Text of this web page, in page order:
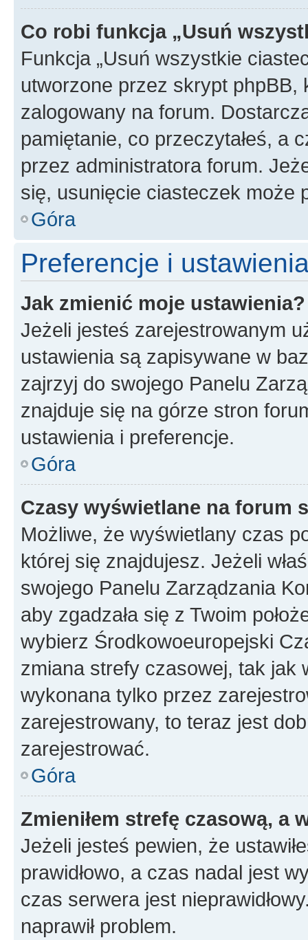
Co robi funkcja „Usuń
Funkcja „Usuń wszystkie
utworzone przez skrypt
zalogowany na forum.
pamiętanie, co przeczytałeś, a
przez administratora forum.
się, usunięcie ciasteczek może
Góra
Preferencje i
Jak zmienić moje ustawienia?
Jeżeli jesteś zarejestrowanym
ustawienia są zapisywane w
zajrzyj do swojego Panelu
znajduje się na górze stron
ustawienia i preferencje.
Góra
Czasy wyświetlane na forum
Możliwe, że wyświetlany czas
której się znajdujesz. Jeżeli
swojego Panelu Zarządzania
aby zgadzała się z Twoim
wybierz Środkowoeuropejski
zmiana strefy czasowej, tak jak
wykonana tylko przez
zarejestrowany, to teraz jest
zarejestrować.
Góra
Zmieniłem strefę czasową, a
Jeżeli jesteś pewien, że
prawidłowo, a czas nadal jest
czas serwera jest
naprawił problem.